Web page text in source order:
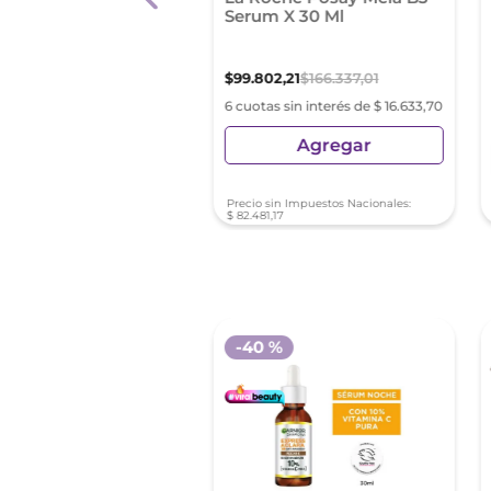
De Dia Tono Medio
Serum X 30 Ml
$99.802,21$166.337,01
6 cuotas sin interés de $ 16.633,70
Agregar
Precio sin Impuestos Nacionales:
$ 82.481,17
-40 %